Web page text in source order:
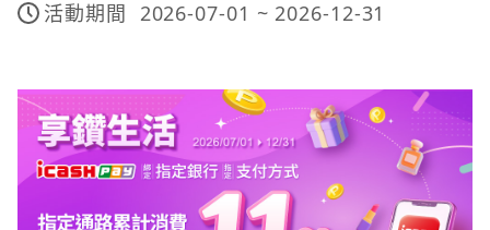
活動期間 2026-07-01 ~ 2026-12-31